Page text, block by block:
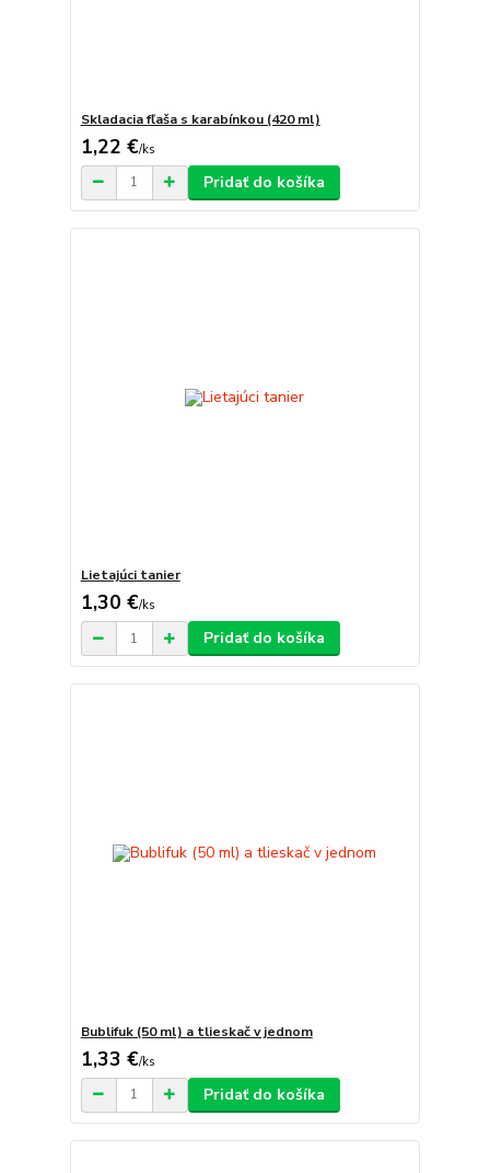
Skladacia fľaša s karabínkou (420 ml)
1,22 €/ks
Pridať do košíka
Lietajúci tanier
1,30 €/ks
Pridať do košíka
Bublifuk (50 ml) a tlieskač v jednom
1,33 €/ks
Pridať do košíka